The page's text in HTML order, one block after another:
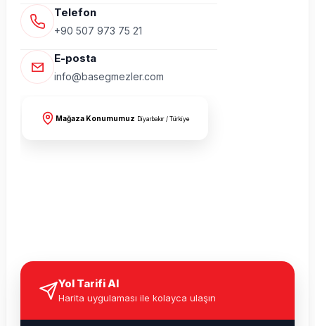
Telefon
+90 507 973 75 21
E-posta
info@basegmezler.com
Mağaza Konumumuz Diyarbakır / Türkiye
Yol Tarifi Al
Harita uygulaması ile kolayca ulaşın